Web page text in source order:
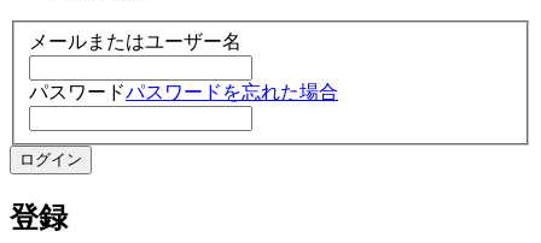
メールまたはユーザー名
パスワードパスワードを忘れた場合
登録